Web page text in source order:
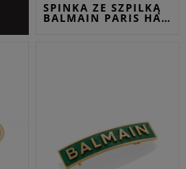
SPINKA ZE SZPILKĄ
BALMAIN PARIS HA…